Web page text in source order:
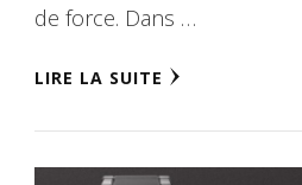
de force. Dans …
LIRE LA SUITE